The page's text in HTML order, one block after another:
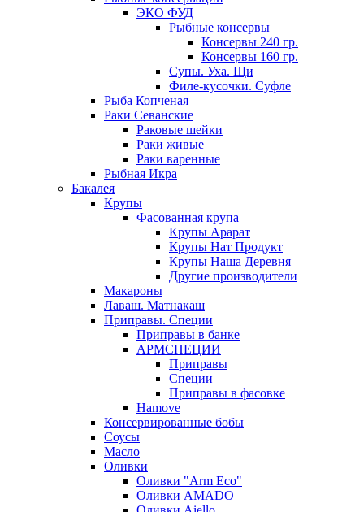
ЭКО ФУД
Рыбные консервы
Консервы 240 гр.
Консервы 160 гр.
Супы. Уха. Щи
Филе-кусочки. Суфле
Рыба Копченая
Раки Севанские
Раковые шейки
Раки живые
Раки варенные
Рыбная Икра
Бакалея
Крупы
Фасованная крупа
Крупы Арарат
Крупы Нат Продукт
Крупы Наша Деревня
Другие производители
Макароны
Лаваш. Матнакаш
Приправы. Специи
Приправы в банке
АРМСПЕЦИИ
Приправы
Специи
Приправы в фасовке
Hamove
Консервированные бобы
Соусы
Масло
Оливки
Оливки "Arm Eco"
Оливки AMADO